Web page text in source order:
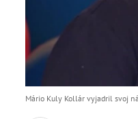
Mário Kuly Kollár vyjadril svoj